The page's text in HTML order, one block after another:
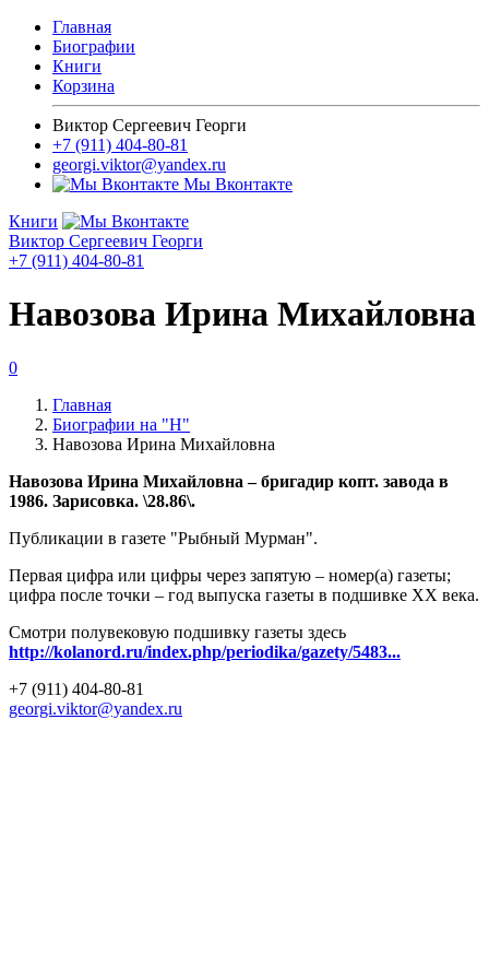
Главная
Биографии
Книги
Корзина
Виктор Сергеевич Георги
+7 (911) 404-80-81
georgi.viktor@yandex.ru
Мы Вконтакте
Книги
Виктор Сергеевич Георги
+7 (911) 404-80-81
Навозова Ирина Михайловна
0
Главная
Биографии на "Н"
Навозова Ирина Михайловна
Навозова Ирина Михайловна – бригадир копт. завода в
1986. Зарисовка. \28.86\.
Публикации в газете "Рыбный Мурман".
Первая цифра или цифры через запятую – номер(а) газеты;
цифра после точки – год выпуска газеты в подшивке ХХ века.
Смотри полувековую подшивку газеты здесь
http://kolanord.ru/index.php/periodika/gazety/5483...
+7 (911) 404-80-81
georgi.viktor@yandex.ru